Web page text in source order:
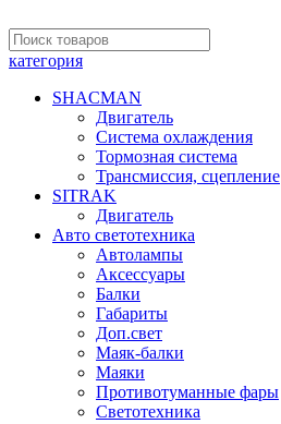
категория
SHACMAN
Двигатель
Система охлаждения
Тормозная система
Трансмиссия, сцепление
SITRAK
Двигатель
Авто светотехника
Автолампы
Аксессуары
Балки
Габариты
Доп.свет
Маяк-балки
Маяки
Противотуманные фары
Светотехника